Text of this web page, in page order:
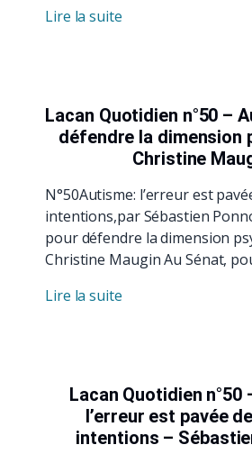
Lire la suite
Lacan Quotidien n°50 –
défendre la dimension
Christine
N°50Autisme: l’erreur est
intentions,par Sébastien
pour défendre la dimension
Christine Maugin Au Sénat,
Lire la suite
Lacan Quotidien n°50
l’erreur est pavée
intentions –